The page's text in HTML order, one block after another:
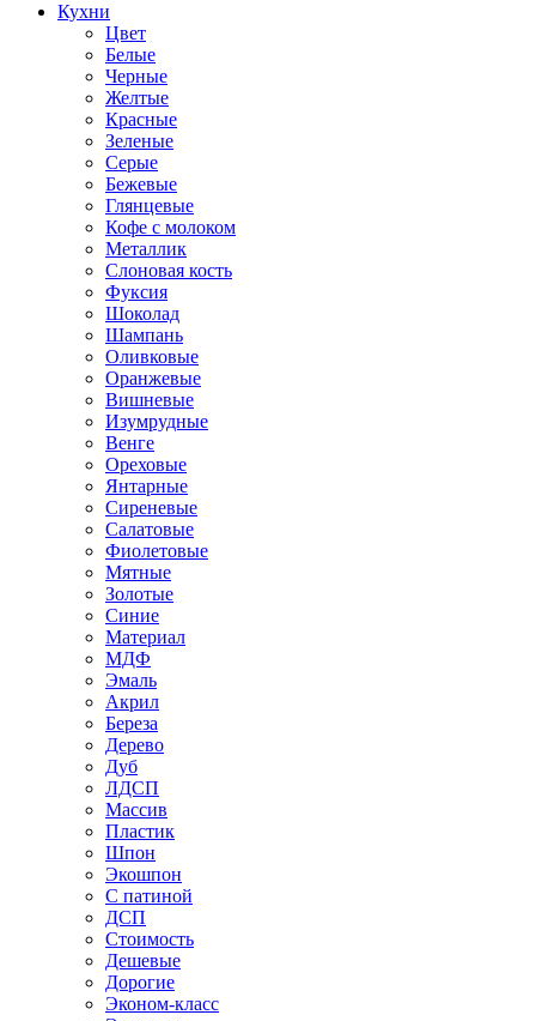
Кухни
Цвет
Белые
Черные
Желтые
Красные
Зеленые
Серые
Бежевые
Глянцевые
Кофе с молоком
Металлик
Слоновая кость
Фуксия
Шоколад
Шампань
Оливковые
Оранжевые
Вишневые
Изумрудные
Венге
Ореховые
Янтарные
Сиреневые
Салатовые
Фиолетовые
Мятные
Золотые
Синие
Материал
МДФ
Эмаль
Акрил
Береза
Дерево
Дуб
ЛДСП
Массив
Пластик
Шпон
Экошпон
С патиной
ДСП
Стоимость
Дешевые
Дорогие
Эконом-класс